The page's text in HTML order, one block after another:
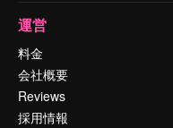
運営
料金
会社概要
Reviews
採用情報